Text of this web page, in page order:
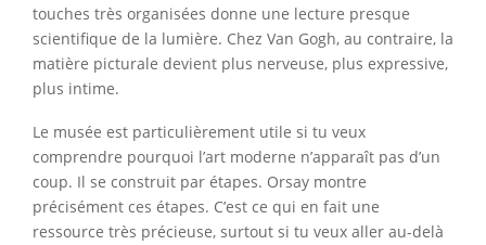
touches très organisées donne une lecture presque
scientifique de la lumière. Chez Van Gogh, au contraire, la
matière picturale devient plus nerveuse, plus expressive,
plus intime.
Le musée est particulièrement utile si tu veux
comprendre pourquoi l’art moderne n’apparaît pas d’un
coup. Il se construit par étapes. Orsay montre
précisément ces étapes. C’est ce qui en fait une
ressource très précieuse, surtout si tu veux aller au-delà